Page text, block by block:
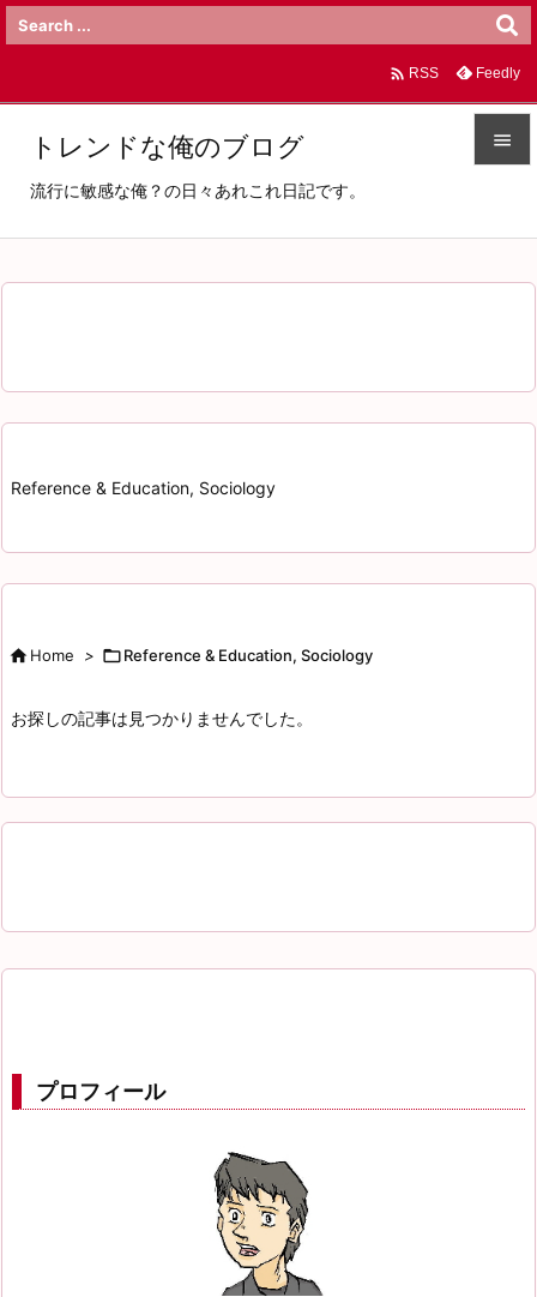

 RSS Feedly
トレンドな俺のブログ
流行に敏感な俺？の日々あれこれ日記です。
Reference & Education, Sociology
Home > Reference & Education, Sociology
お探しの記事は見つかりませんでした。
プロフィール